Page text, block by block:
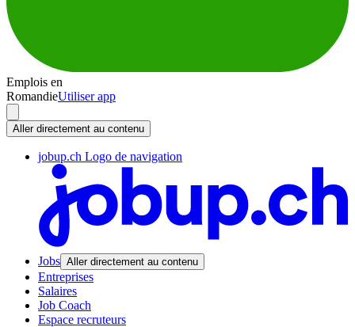
Emplois en
RomandieUtiliser app
Aller directement au contenu
jobup.ch Logo de navigation
Jobs Aller directement au contenu
Entreprises
Salaires
Job Coach
Espace recruteurs